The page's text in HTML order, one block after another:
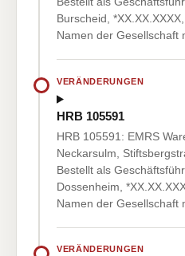
Burscheid,
Namen der Gesellschaft
VERÄNDERUNGEN
HRB 105591
HRB 105591: EMRS
Neckarsulm,
Bestellt als
Dossenheim,
Namen der Gesellschaft
VERÄNDERUNGEN